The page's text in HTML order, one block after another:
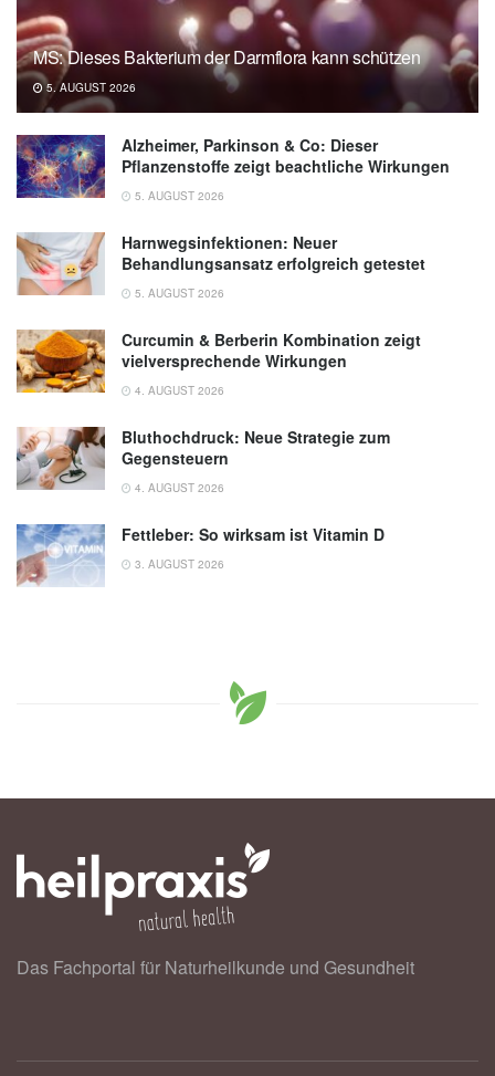
MS: Dieses Bakterium der Darmflora kann schützen
5. AUGUST 2026
Alzheimer, Parkinson & Co: Dieser
Pflanzenstoffe zeigt beachtliche Wirkungen
5. AUGUST 2026
Harnwegsinfektionen: Neuer
Behandlungsansatz erfolgreich getestet
5. AUGUST 2026
Curcumin & Berberin Kombination zeigt
vielversprechende Wirkungen
4. AUGUST 2026
Bluthochdruck: Neue Strategie zum
Gegensteuern
4. AUGUST 2026
Fettleber: So wirksam ist Vitamin D
3. AUGUST 2026
Das Fachportal für Naturheilkunde und Gesundheit